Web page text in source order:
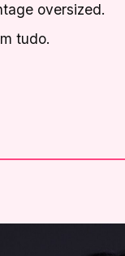
oversized.
tudo.